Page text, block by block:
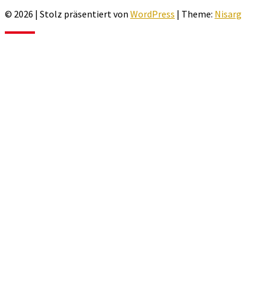
© 2026 | Stolz präsentiert von WordPress | Theme: Nisarg